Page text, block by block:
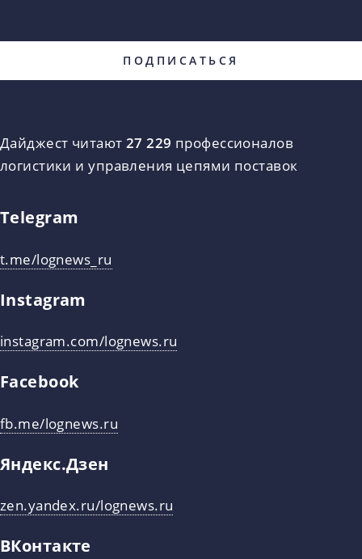
Дайджест читают 27 229 профессионалов
логистики и управления цепями поставок
Telegram
t.me/lognews_ru
Instagram
instagram.com/lognews.ru
Facebook
fb.me/lognews.ru
Яндекс.Дзен
zen.yandex.ru/lognews.ru
ВКонтакте